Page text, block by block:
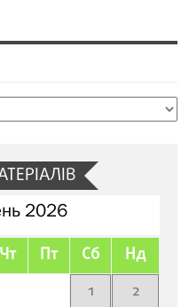
2026
Чт Пт Сб Нд
1
2